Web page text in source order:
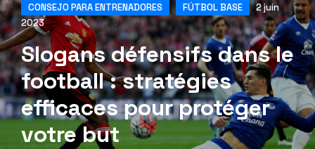
CONSEJO PARA ENTRENADORES FÚTBOL BASE
2 juin
2023
Slogans défensifs dans le
football : stratégies
efficaces pour protéger
votre but